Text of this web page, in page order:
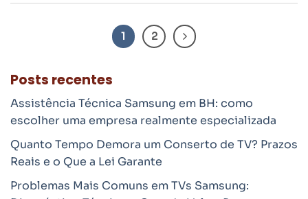
1 2
Posts recentes
Assistência Técnica Samsung em BH: como
escolher uma empresa realmente especializada
Quanto Tempo Demora um Conserto de TV? Prazos
Reais e o Que a Lei Garante
Problemas Mais Comuns em TVs Samsung: